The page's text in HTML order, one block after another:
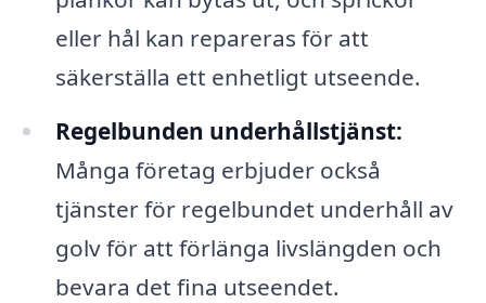
eller hål kan repareras för att
säkerställa ett enhetligt utseende.
Regelbunden underhållstjänst:
Många företag erbjuder också
tjänster för regelbundet underhåll av
golv för att förlänga livslängden och
bevara det fina utseendet.